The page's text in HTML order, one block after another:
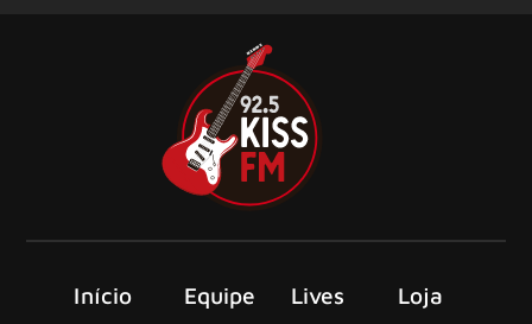
Início Equipe Lives Loja